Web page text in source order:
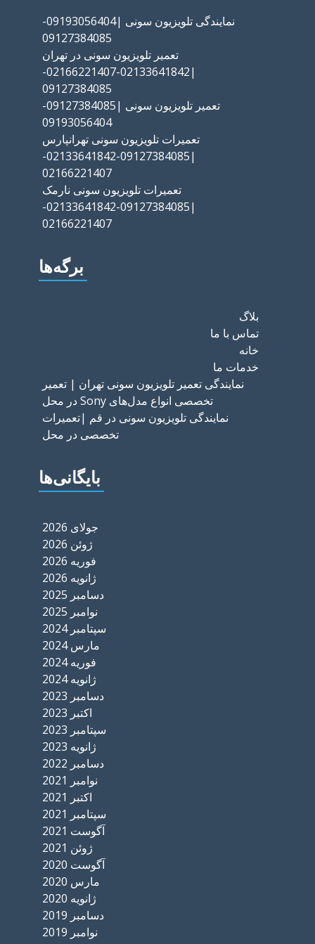
نمایندگی تلویزیون سونی |09193056404-
09127384085
تعمیر تلویزیون سونی در تهران
|02133641842-02166221407-
09127384085
تعمیر تلویزیون سونی |09127384085-
09193056404
تعمیرات تلویزیون سونی تهرانپارس
|09127384085-02133641842-
02166221407
تعمیرات تلویزیون سونی نارمک
|09127384085-02133641842-
02166221407
برگه‌ها
بلاگ
تماس با ما
خانه
خدمات ما
نمایندگی تعمیر تلویزیون سونی تهران | تعمیر
تخصصی انواع مدل‌های Sony در محل
نمایندگی تلویزیون سونی در قم |تعمیرات
تخصصی در محل
بایگانی‌ها
جولای 2026
ژوئن 2026
فوریه 2026
ژانویه 2026
دسامبر 2025
نوامبر 2025
سپتامبر 2024
مارس 2024
فوریه 2024
ژانویه 2024
دسامبر 2023
اکتبر 2023
سپتامبر 2023
ژانویه 2023
دسامبر 2022
نوامبر 2021
اکتبر 2021
سپتامبر 2021
آگوست 2021
ژوئن 2021
آگوست 2020
مارس 2020
ژانویه 2020
دسامبر 2019
نوامبر 2019